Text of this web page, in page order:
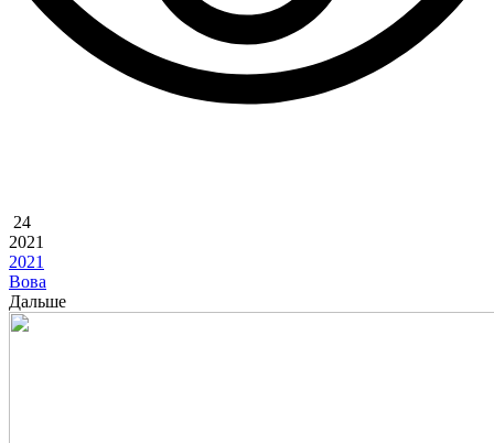
24
2021
2021
Вова
Дальше